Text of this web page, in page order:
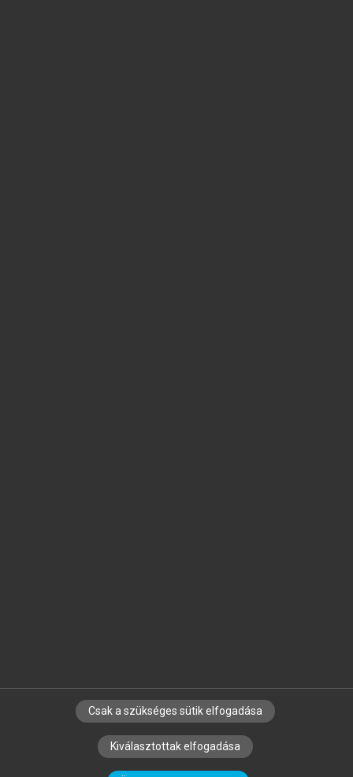
SZERZŐKNEK CÉGEKNEK KÖNYVTÁROSOKNAK
SZERKESZTÉSI ÉS LEKTORÁLÁSI ALAPELVEK
Csak a szükséges sütik elfogadása
Kiválasztottak elfogadása